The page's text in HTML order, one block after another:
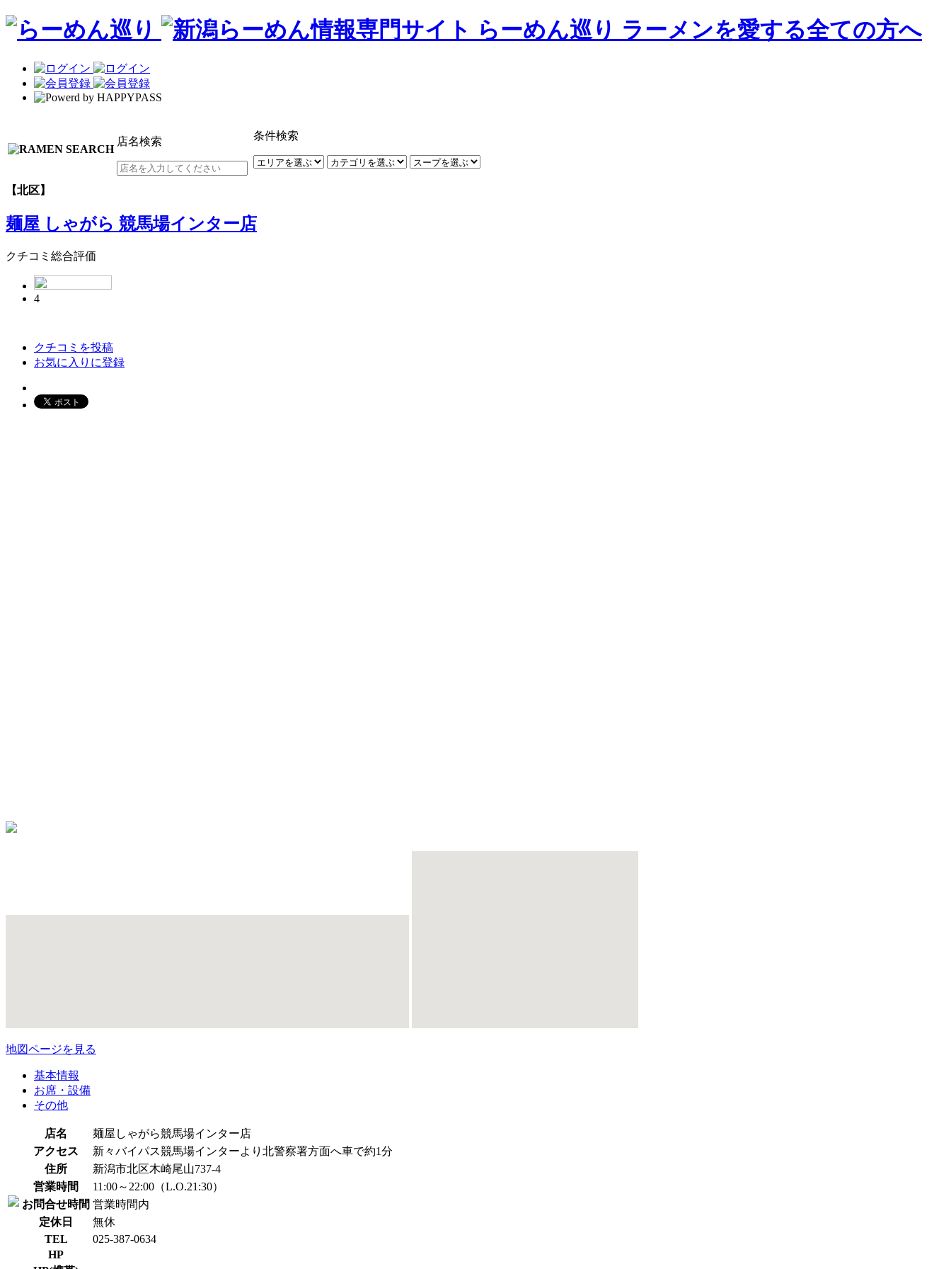
店名検索 条件検索
【北区】
麺屋 しゃがら 競馬場インター店
クチコミ総合評価
4
クチコミを投稿
お気に入りに登録
地図ページを見る
基本情報
お席・設備
その他
店名
麺屋しゃがら競馬場インター店
アクセス
新々バイパス競馬場インターより北警察署方面へ車で約1分
住所
新潟市北区木崎尾山737-4
営業時間
11:00～22:00（L.O.21:30）
お問合せ時間 営業時間内
定休日
無休
TEL
025-387-0634
HP